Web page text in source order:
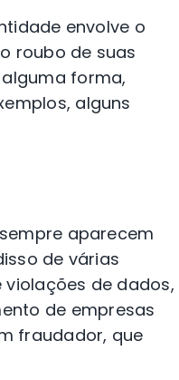
envolve o
roubo de suas
forma,
alguns
aparecem
de várias
de dados,
de empresas
fraudador, que